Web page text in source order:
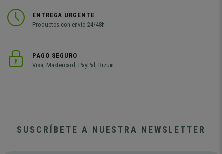
ENTREGA URGENTE
Productos con envío 24/48h
PAGO SEGURO
Visa, Mastercard, PayPal, Bizum
SUSCRÍBETE A NUESTRA NEWSLETTER